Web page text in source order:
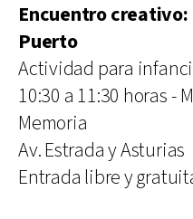
Encuentro
Puerto
Actividad para
10:30 a 11:30 horas -
Memoria
Av. Estrada y Asturias
Entrada libre y